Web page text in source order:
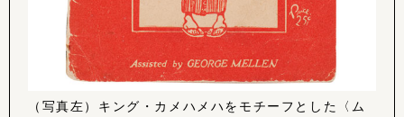
（写真左）キング・カメハメハをモチーフとした〈ム